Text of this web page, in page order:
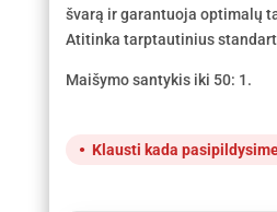
švarą ir garantuoja optimalų
Atitinka tarptautinius
Maišymo santykis iki 50: 1.
Klausti kada